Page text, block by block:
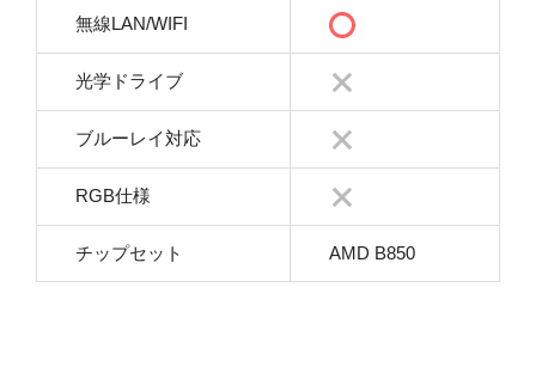
無線LAN/WIFI
光学ドライブ
ブルーレイ対応
RGB仕様
チップセット AMD B850